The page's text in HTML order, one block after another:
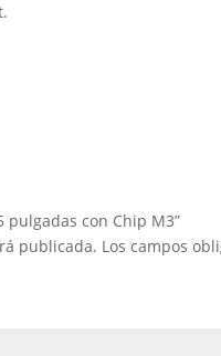
pulgadas con Chip M3”
publicada. Los campos